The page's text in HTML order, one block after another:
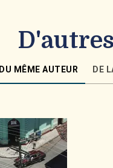
DU MÊME AUTEUR DE